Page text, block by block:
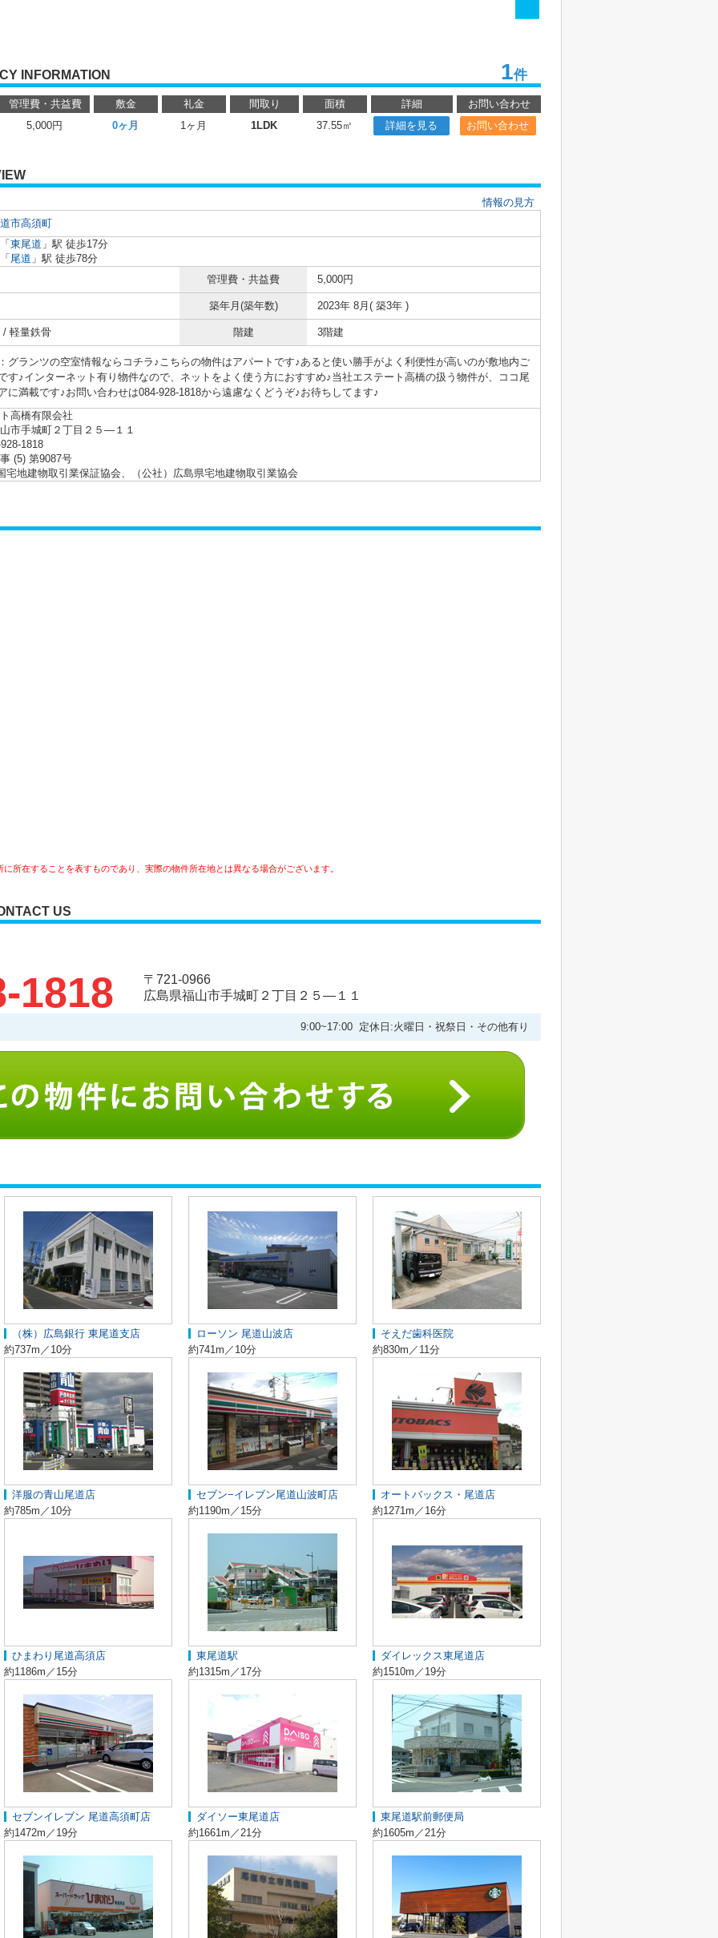
INFORMATION 1件
管理費・共益費 敷金 礼金 間取り 面積 詳細
お問い合わせ
5,000円 0ヶ月 1ヶ月 1LDK 37.55㎡ 詳細を見る お問い合わせ
情報の見方
市高須町
「 東尾道 」駅 徒歩17分
「 尾道 」駅 徒歩78分
管理費・共益費 5,000円
築年月(築年数) 2023年 8月( 築3年 )
/ 軽量鉄骨 階建 3階建
グランツの空室情報ならコチラ♪こちらの物件はアパートです♪あると使い勝手がよく利便性が高いのが敷地内ご
す♪インターネット有り物件なので、ネットをよく使う方におすすめ♪当社エステート高橋の扱う物件が、ココ尾
に満載です♪お問い合わせは084-928-1818から遠慮なくどうぞ♪お待ちしてます♪
高橋有限会社
市手城町２丁目２５―１１
1818
(5) 第9087号
宅地建物取引業保証協会、（公社）広島県宅地建物取引業協会
所在することを表すものであり、実際の物件所在地とは異なる場合がございます。
US
1818
〒721-0966
広島県福山市手城町２丁目２５―１１
9:00~17:00 定休日:火曜日・祝祭日・その他有り
（株）広島銀行 東尾道支店
約737m／10分
ローソン 尾道山波店
約741m／10分
そえだ歯科医院
約830m／11分
洋服の青山尾道店
約785m／10分
セブン−イレブン尾道山波町店
約1190m／15分
オートバックス・尾道店
約1271m／16分
ひまわり尾道高須店
約1186m／15分
東尾道駅
約1315m／17分
ダイレックス東尾道店
約1510m／19分
セブンイレブン 尾道高須町店
約1472m／19分
ダイソー東尾道店
約1661m／21分
東尾道駅前郵便局
約1605m／21分